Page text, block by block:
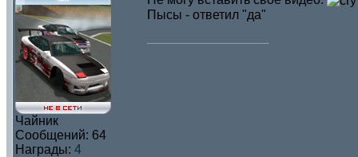
Чайник
Сообщений: 64
Награды: 4
Пысы - ответил "да"